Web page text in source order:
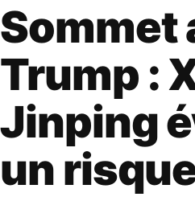
Sommet
Trump :
Jinping
un